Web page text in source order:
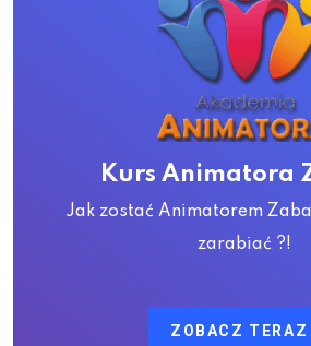
Kurs Animatora
Jak zostać Animatorem
zarabiać ?!
ZOBACZ TERAZ